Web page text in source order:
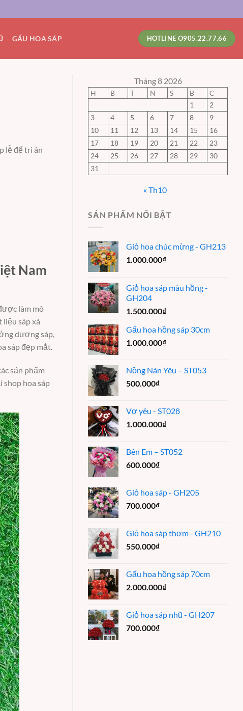
GẤU HOA SÁP HOTLINE O905.22.77.66
lễ để tri ân
Nam
làm mô
liệu sáp xà
dương sáp,
sáp đẹp mắt.
sản phẩm
shop hoa sáp
Tháng 8 2026
H B T N S B
C
1
2
3
4 5 6 7 8
9
10
11 12 13 14 15
16
17
18 19 20 21 22
23
24
25 26 27 28 29
30
31
« Th10
SẢN PHẨM NỔI BẬT
Giỏ hoa chúc mừng - GH213
1.000.000₫
Giỏ hoa sáp màu hồng -
GH204
1.500.000₫
Gấu hoa hồng sáp 30cm
1.000.000₫
Nồng Nàn Yêu – ST053
500.000₫
Vợ yêu - ST028
1.000.000₫
Bên Em – ST052
600.000₫
Giỏ hoa sáp - GH205
700.000₫
Giỏ hoa sáp thơm - GH210
550.000₫
Gấu hoa hồng sáp 70cm
2.000.000₫
Giỏ hoa sáp nhũ - GH207
700.000₫